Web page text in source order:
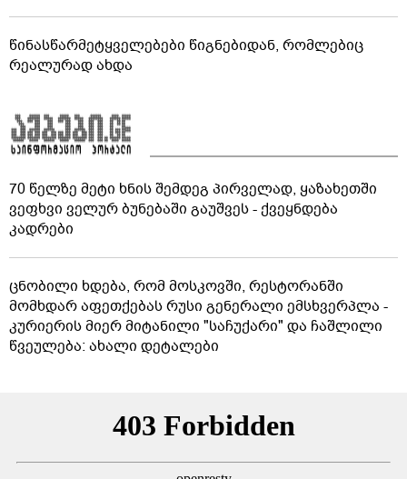
წინასწარმეტყველებები წიგნებიდან, რომლებიც
რეალურად ახდა
70 წელზე მეტი ხნის შემდეგ პირველად, ყაზახეთში
ვეფხვი ველურ ბუნებაში გაუშვეს - ქვეყნდება
კადრები
ცნობილი ხდება, რომ მოსკოვში, რესტორანში
მომხდარ აფეთქებას რუსი გენერალი ემსხვერპლა -
კურიერის მიერ მიტანილი "საჩუქარი" და ჩაშლილი
წვეულება: ახალი დეტალები